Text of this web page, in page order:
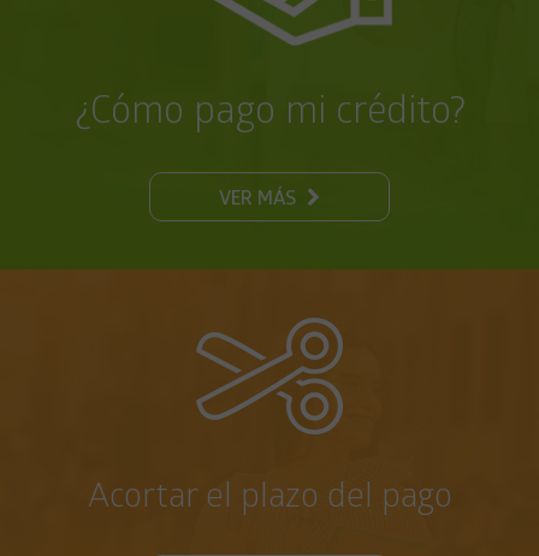
¿Cómo pago mi crédito?
VER MÁS
Acortar el plazo del pago